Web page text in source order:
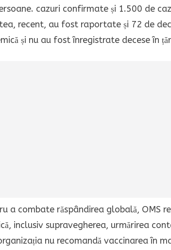
cazuri confirmate și 1.500 de
recent, au fost raportate și 72 de
și nu au fost înregistrate decese în
a combate răspândirea globală, OMS
inclusiv supravegherea, urmărirea
nu recomandă vaccinarea în